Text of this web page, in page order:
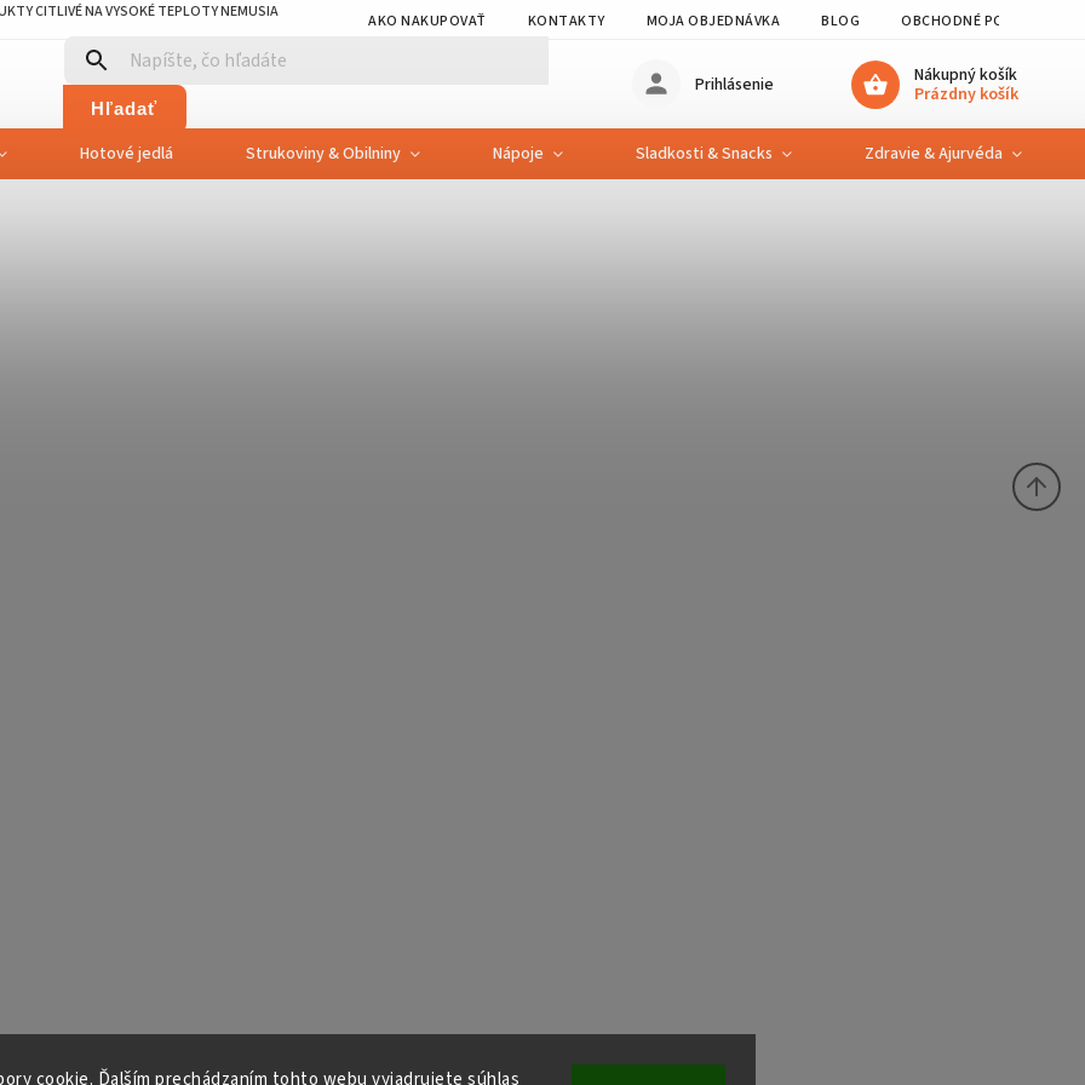
cookie. Ďalším prechádzaním tohto webu vyjadrujete súhlas
CITLIVÉ NA VYSOKÉ TEPLOTY NEMUSIA AKO NAKUPOVAŤ KONTAKTY MOJA OBJEDNÁVKA BLOG OBCHODNÉ PODMIENKY
Hľadať
Nákupný košík
Prázdny košík
Prihlásenie
Hotové jedlá Strukoviny & Obilniny Nápoje Sladkosti & Snacks Zdravie & Ajurvéda